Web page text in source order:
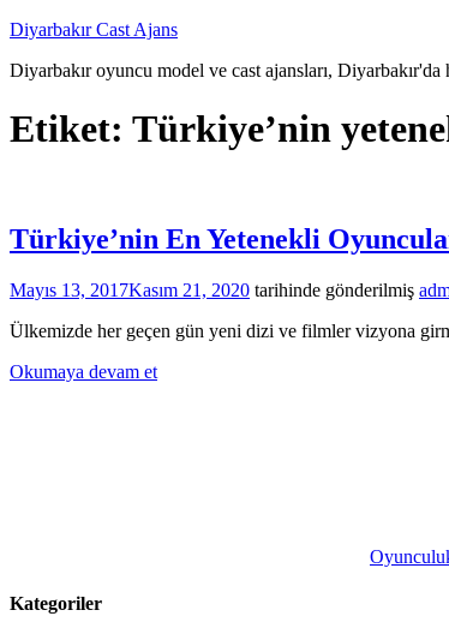
İçeriğe
Diyarbakır Cast Ajans
Diyarbakır oyuncu model ve cast ajansları, Diyarbakır'da
Etiket: Türkiye’nin
Türkiye’nin En Yetenekli
Mayıs 13, 2017Kasım 21, 2020 tarihinde gönderilmiş
Ülkemizde her geçen gün yeni dizi ve filmler vizyona
Okumaya devam et
Kategoriler